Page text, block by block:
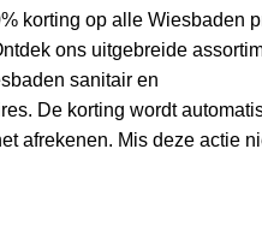
korting op alleWiesbaden
ons uitgebreide
sanitair en
De korting wordt
afrekenen. Mis deze actie